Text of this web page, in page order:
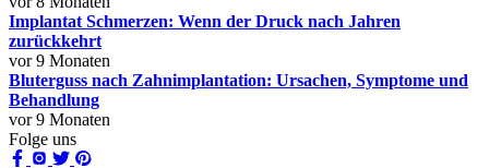
Implantat Schmerzen: Wenn der Druck nach Jahren
zurückkehrt
vor 9 Monaten
Bluterguss nach Zahnimplantation: Ursachen, Symptome und
Behandlung
vor 9 Monaten
Folge uns